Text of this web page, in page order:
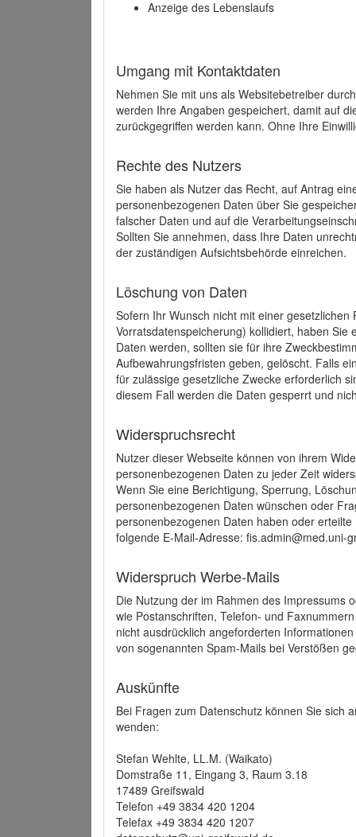
Anzeige des Lebenslaufs
Umgang mit Kontaktdaten
Nehmen Sie mit uns als Websitebetreiber
werden Ihre Angaben gespeichert, damit auf
zurückgegriffen werden kann. Ohne Ihre
Rechte des Nutzers
Sie haben als Nutzer das Recht, auf Antrag
personenbezogenen Daten über Sie
falscher Daten und auf die
Sollten Sie annehmen, dass Ihre Daten
der zuständigen Aufsichtsbehörde einreichen.
Löschung von Daten
Sofern Ihr Wunsch nicht mit einer
Vorratsdatenspeicherung) kollidiert, haben
Daten werden, sollten sie für ihre
Aufbewahrungsfristen geben, gelöscht. Falls
für zulässige gesetzliche Zwecke erforderlich
diesem Fall werden die Daten gesperrt und
Widerspruchsrecht
Nutzer dieser Webseite können von ihrem
personenbezogenen Daten zu jeder Zeit
Wenn Sie eine Berichtigung, Sperrung,
personenbezogenen Daten wünschen oder
personenbezogenen Daten haben oder
folgende E-Mail-Adresse: fis.admin@med.uni-
Widerspruch Werbe-Mails
Die Nutzung der im Rahmen des Impressums
wie Postanschriften, Telefon- und
nicht ausdrücklich angeforderten
von sogenannten Spam-Mails bei Verstößen
Auskünfte
Bei Fragen zum Datenschutz können Sie sich
wenden:
Stefan Wehlte, LL.M. (Waikato)
Domstraße 11, Eingang 3, Raum 3.18
17489 Greifswald
Telefon +49 3834 420 1204
Telefax +49 3834 420 1207